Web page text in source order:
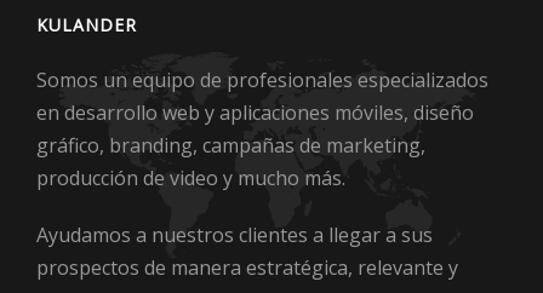
KULANDER
Somos un equipo de profesionales especializados
en desarrollo web y aplicaciones móviles, diseño
gráfico, branding, campañas de marketing,
producción de video y mucho más.
Ayudamos a nuestros clientes a llegar a sus
prospectos de manera estratégica, relevante y